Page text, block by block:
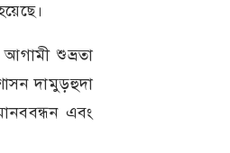
শুভ্রতা
দামুড়হুদা
এবং